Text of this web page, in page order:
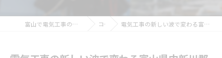
富山で電気工事の求人ならワイディケイ株式会社 コラム 電気工事の新しい波で変わる富山県中新川郡上市町の暮らしと最新サービス